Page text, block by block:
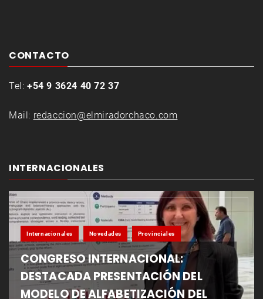
CONTACTO
Tel: +54 9 3624 40 72 37
Mail: redaccion@elmiradorchaco.com
INTERNACIONALES
Internacionales Novedades Provinciales
CONGRESO INTERNACIONAL:
DESTACADA PRESENTACIÓN DEL
MODELO DE ALFABETIZACIÓN DEL